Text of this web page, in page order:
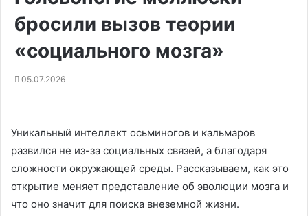
бросили вызов теории
«социального мозга»
05.07.2026
Уникальный интеллект осьминогов и кальмаров
развился не из-за социальных связей, а благодаря
сложности окружающей среды. Рассказываем, как это
открытие меняет представление об эволюции мозга и
что оно значит для поиска внеземной жизни.